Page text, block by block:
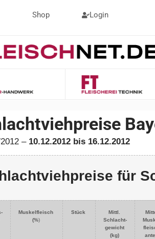
Shop Login
– 10.12.2012 bis 16.12.2012
für
Muskelfleisch
(%)
Stück
Mittl.
Schlacht-
gewicht
(kg)